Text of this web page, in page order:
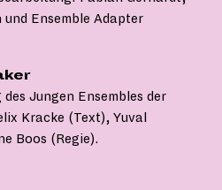
Ensemble Adapter
Jungen Ensembles der
Kracke (Text), Yuval
Boos (Regie).